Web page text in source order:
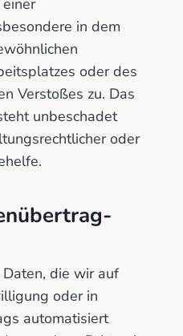
in dem
oder des
Verstoßes zu. Das
unbeschadet
oder
die wir auf
oder in
automatisiert